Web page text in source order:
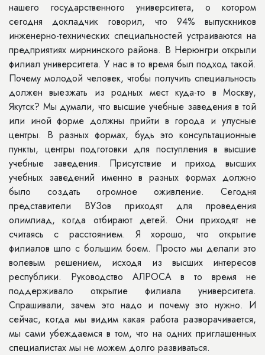
нашего государственного университета, о котором
сегодня докладчик говорил, что 94% выпускников
инженерно-технических специальностей устраиваются на
предприятиях мирнинского района. В Нерюнгри открыли
филиал университета. У нас в то время был подход такой.
Почему молодой человек, чтобы получить специальность
должен выезжать из родных мест куда-то в Москву,
Якутск? Мы думали, что высшие учебные заведения в той
или иной форме должны прийти в города и улусные
центры. В разных формах, будь это консультационные
пункты, центры подготовки для поступления в высшие
учебные заведения. Присутствие и приход высших
учебных заведений именно в разных формах должно
было создать огромное оживление. Сегодня
представители ВУЗов приходят для проведения
олимпиад, когда отбирают детей. Они приходят не
считаясь с расстоянием. Я хорошо, что открытие
филиалов шло с большим боем. Просто мы делали это
волевым решением, исходя из высших интересов
республики. Руководство АЛРОСА в то время не
поддерживало открытие филиала университета.
Спрашивали, зачем это надо и почему это нужно. И
сейчас, когда мы видим какая работа разворачивается,
мы сами убеждаемся в том, что на одних приглашенных
специалистах мы не можем долго развиваться.